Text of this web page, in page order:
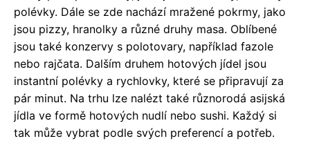
polévky. Dále se zde nachází mražené pokrmy, jako
jsou pizzy, hranolky a různé druhy masa. Oblíbené
jsou také konzervy s polotovary, například fazole
nebo rajčata. Dalším druhem hotových jídel jsou
instantní polévky a rychlovky, které se připravují za
pár minut. Na trhu lze nalézt také různorodá asijská
jídla ve formě hotových nudlí nebo sushi. Každý si
tak může vybrat podle svých preferencí a potřeb.